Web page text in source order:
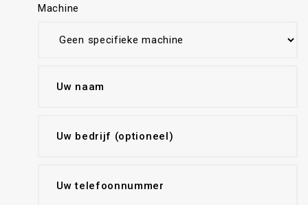
Machine